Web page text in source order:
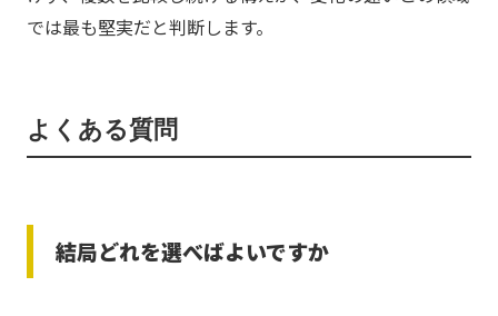
では最も堅実だと判断します。
よくある質問
結局どれを選べばよいですか